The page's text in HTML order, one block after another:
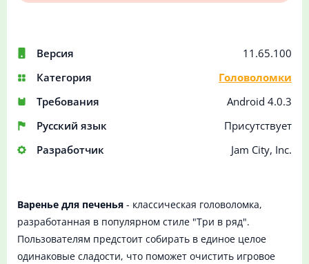
Версия
11.65.100
Категория
Головоломки
Требования
Android 4.0.3
Русский язык
Присутствует
Разработчик
Jam City, Inc.
Варенье для печенья - классическая головоломка,
разработанная в популярном стиле "Три в ряд".
Пользователям предстоит собирать в единое целое
одинаковые сладости, что поможет очистить игровое